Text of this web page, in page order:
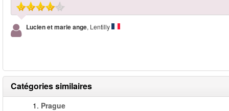
Lucien et marie ange, Lentilly
Catégories similaires
1. Prague